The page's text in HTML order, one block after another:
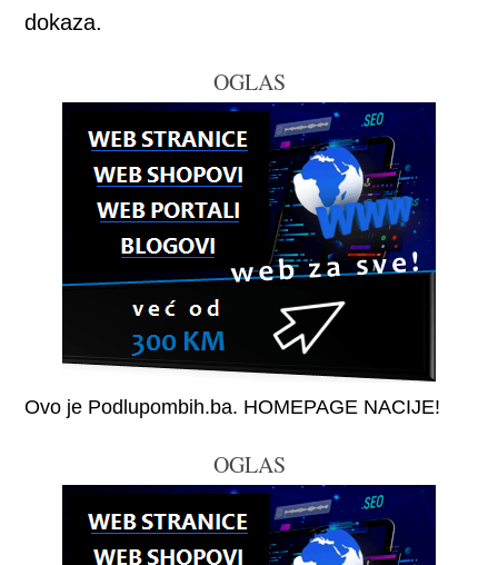
dokaza.
OGLAS
Ovo je Podlupombih.ba. HOMEPAGE NACIJE!
OGLAS